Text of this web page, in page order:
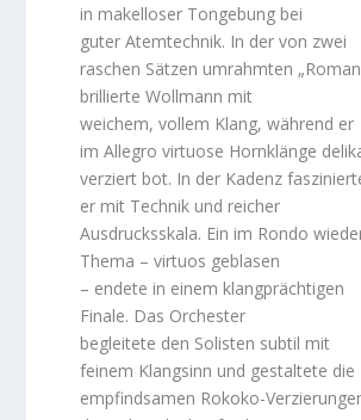
in makelloser Tongebung bei
guter Atemtechnik. In der von zwei
raschen Sätzen umrahmten
brillierte Wollmann mit
weichem, vollem Klang, während er
im Allegro virtuose Hornklänge
verziert bot. In der Kadenz
er mit Technik und reicher
Ausdrucksskala. Ein im Rondo
Thema – virtuos geblasen
– endete in einem klangprächtigen
Finale. Das Orchester
begleitete den Solisten subtil mit
feinem Klangsinn und gestaltete die
empfindsamen Rokoko-